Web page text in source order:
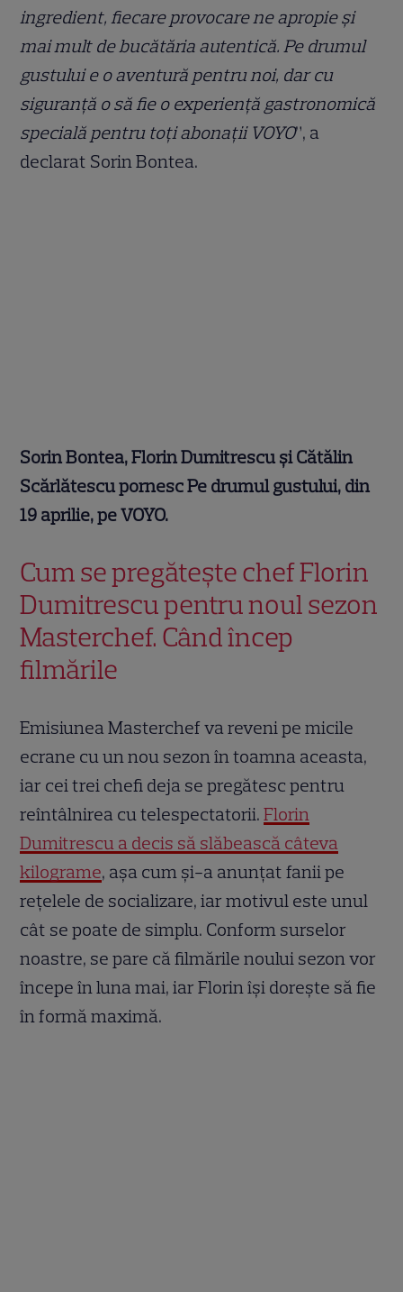
ingredient, fiecare provocare ne apropie și
mai mult de bucătăria autentică. Pe drumul
gustului e o aventură pentru noi, dar cu
siguranță o să fie o experiență gastronomică
specială pentru toți abonații VOYO”, a
declarat Sorin Bontea.
Sorin Bontea, Florin Dumitrescu și Cătălin
Scărlătescu pornesc Pe drumul gustului, din
19 aprilie, pe VOYO.
Cum se pregătește chef Florin
Dumitrescu pentru noul sezon
Masterchef. Când încep
filmările
Emisiunea Masterchef va reveni pe micile
ecrane cu un nou sezon în toamna aceasta,
iar cei trei chefi deja se pregătesc pentru
reîntâlnirea cu telespectatorii.Florin
Dumitrescu a decis să slăbească câteva
kilograme, așa cum și-a anunțat fanii pe
rețelele de socializare, iar motivul este unul
cât se poate de simplu. Conform surselor
noastre, se pare că filmările noului sezon vor
începe în luna mai, iar Florin își dorește să fie
în formă maximă.